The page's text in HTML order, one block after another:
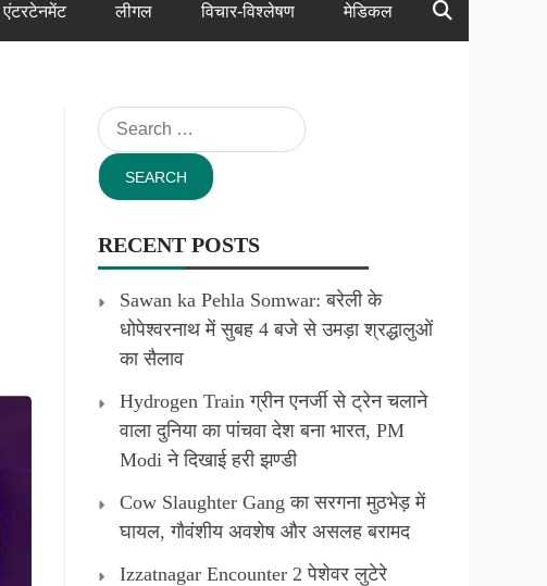
एंटरटेनमेंट लीगल विचार-विश्लेषण मेडिकल
Search
for:
RECENT POSTS
Sawan ka Pehla Somwar: बरेली के
धोपेश्वरनाथ में सुबह 4 बजे से उमड़ा श्रद्धालुओं
का सैलाव
Hydrogen Train ग्रीन एनर्जी से ट्रेन चलाने
वाला दुनिया का पांचवा देश बना भारत, PM
Modi ने दिखाई हरी झण्डी
Cow Slaughter Gang का सरगना मुठभेड़ में
घायल, गौवंशीय अवशेष और असलह बरामद
Izzatnagar Encounter 2 पेशेवर लुटेरे